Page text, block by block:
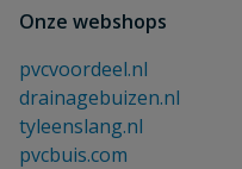
Onze webshops
pvcvoordeel.nl
drainagebuizen.nl
tyleenslang.nl
pvcbuis.com